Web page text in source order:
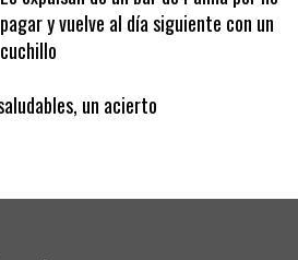
Le expulsan de un bar de Palma por no
pagar y vuelve al día siguiente con un
cuchillo